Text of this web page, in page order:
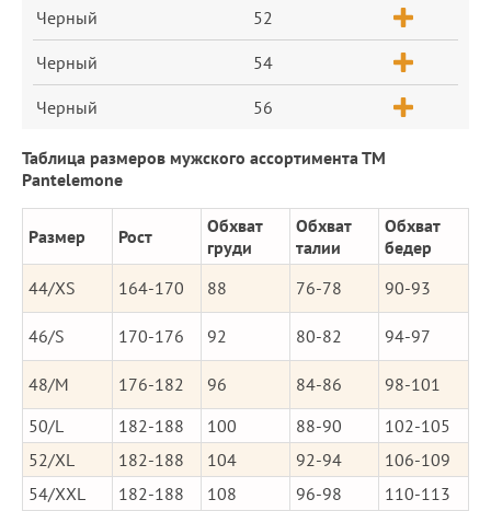
Черный 52
Черный 54
Черный 56
Таблица размеров мужского ассортимента ТМ
Pantelemone
Размер Рост
Обхват
груди
Обхват
талии
Обхват
бедер
44/XS
164-170 88 76-78 90-93
46/S 170-176 92 80-82 94-97
48/M 176-182 96 84-86
98-101
50/L
182-188 100 88-90
102-105
52/XL
182-188 104 92-94
106-109
54/XXL
182-188 108 96-98
110-113